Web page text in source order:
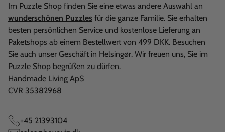
Im Puzzle Shop finden Sie eine etwas andere Auswahl an
wunderschönen Puzzles für die ganze Familie. Sie erhalten
besten persönlichen Service und kostenlose Lieferung an
Paketshops ab einem Bestellwert von 499 DKK. Besuchen
Sie auch unser Geschäft in Helsingør. Wir freuen uns, Sie im
Puzzle Shop begrüßen zu dürfen.
Handmade Living ApS
CVR 35382968
+45 21393104